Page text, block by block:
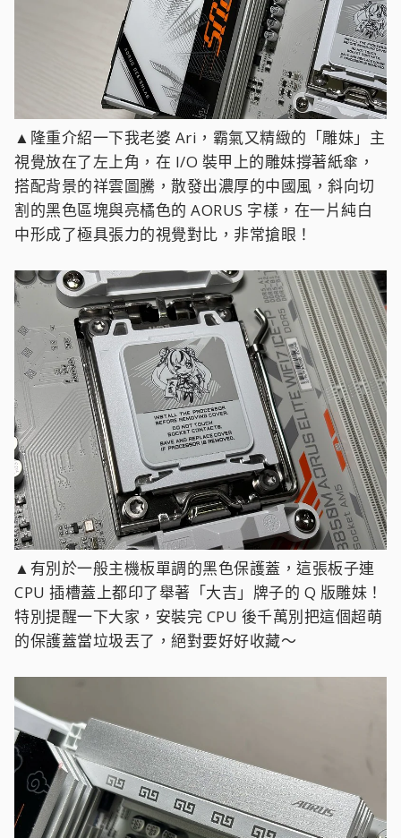
▲隆重介紹一下我老婆 Ari，霸氣又精緻的「雕妹」主
視覺放在了左上角，在 I/O 裝甲上的雕妹撐著紙傘，
搭配背景的祥雲圖騰，散發出濃厚的中國風，斜向切
割的黑色區塊與亮橘色的 AORUS 字樣，在一片純白
中形成了極具張力的視覺對比，非常搶眼！
▲有別於一般主機板單調的黑色保護蓋，這張板子連
CPU 插槽蓋上都印了舉著「大吉」牌子的 Q 版雕妹！
特別提醒一下大家，安裝完 CPU 後千萬別把這個超萌
的保護蓋當垃圾丟了，絕對要好好收藏～